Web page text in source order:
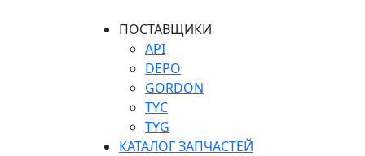
ПОСТАВЩИКИ
API
DEPO
GORDON
TYC
TYG
КАТАЛОГ ЗАПЧАСТЕЙ